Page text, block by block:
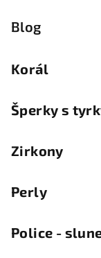
Blog
Korál
Šperky s
Zirkony
Perly
Police -